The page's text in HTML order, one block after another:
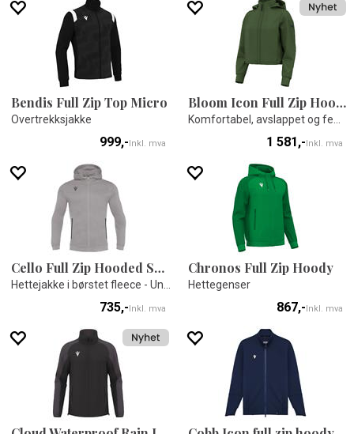
Bendis Full Zip Top Micro
Overtrekksjakke
999,-Inkl. mva
Bloom Icon Full Zip Hoody
1 581,-Inkl. mva
Cello Full Zip Hooded Sweatshirt
735,-Inkl. mva
Chronos Full Zip Hoody
Hettegenser
867,-Inkl. mva